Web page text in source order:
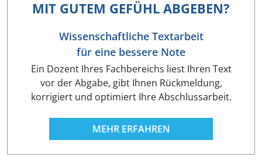
MIT GUTEM GEFÜHL ABGEBEN?
Wissenschaftliche Textarbeit
für eine bessere Note
Ein Dozent Ihres Fachbereichs liest Ihren Text
vor der Abgabe, gibt Ihnen Rückmeldung,
korrigiert und optimiert Ihre Abschlussarbeit.
MEHR ERFAHREN